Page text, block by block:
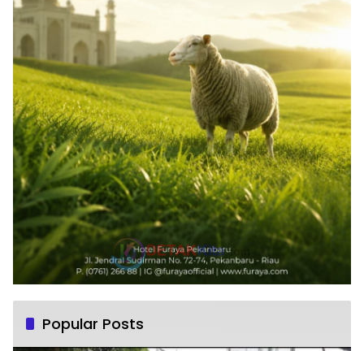
Popular Posts